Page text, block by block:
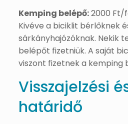
Kemping belépő:2000 Ft/
Kivéve a biciklit bérlőknek
sárkányhajózóknak. Nekik
belépőt fizetniük. A saját
viszont fizetnek a kemping
Visszajelzési
határidő